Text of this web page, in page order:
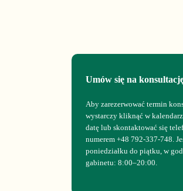
Umów się na
Aby zarezerwować termin
wystarczy kliknąć w
datę lub skontaktować się
numerem +48 792-337-748.
poniedziałku do piątku, w
gabinetu: 8:00–20:00.